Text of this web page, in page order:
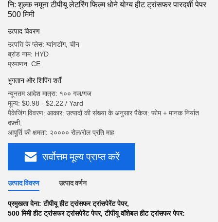
नि: शुल्क नमूना टीपीयू लेटरिंग फिल्म धोने योग्य हीट ट्रांसफर पारदर्शी पेपर
500 मिमी
उत्पाद विवरण
उत्पत्ति के प्लेस: ग्वांगडोंग, चीन
ब्रांड नाम: HYD
प्रमाणन: CE
भुगतान और शिपिंग शर्तें
न्यूनतम आदेश मात्रा: १०० गज/गज
मूल्य: $0.98 - $2.22 / Yard
पैकेजिंग विवरण: आकार: उत्पादों की संख्या के अनुसार पैकेज: फोम + मानक निर्यात
दफ़्ती;
आपूर्ति की क्षमता: २०००० रोल/रोल प्रति माह
सर्वोत्तम मूल्य प्राप्त करें
उत्पाद विवरण उत्पाद वर्णन
प्रमुखता देना:टीपीयू हीट ट्रांसफर ट्रांसपेरेंट पेपर,
500 मिमी हीट ट्रांसफर ट्रांसपेरेंट पेपर,टीपीयू वॉशेबल हीट ट्रांसफर पेपर: